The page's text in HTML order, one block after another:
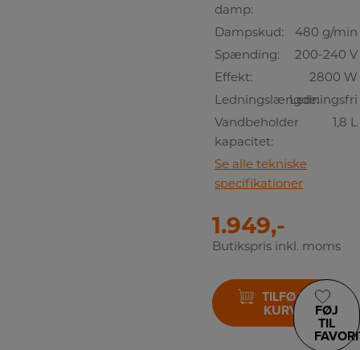
damp:
Dampskud:
480 g/min
Spænding:
200-240 V
Effekt:
2800 W
Ledningslængde:Ledningsfri
Vandbeholder
kapacitet:
1,8 L
Se alle tekniske
specifikationer
1.949,-
Butikspris inkl. moms
TILFØJ TIL
KURV
FØJ
TIL